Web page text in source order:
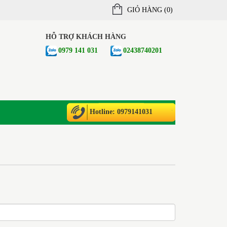
GIỎ HÀNG (0)
HỖ TRỢ KHÁCH HÀNG
0979 141 031
02438740201
Hotline: 0979141031